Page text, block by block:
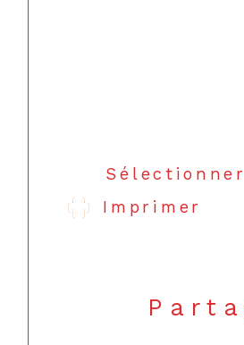
Sélectionner
Imprimer